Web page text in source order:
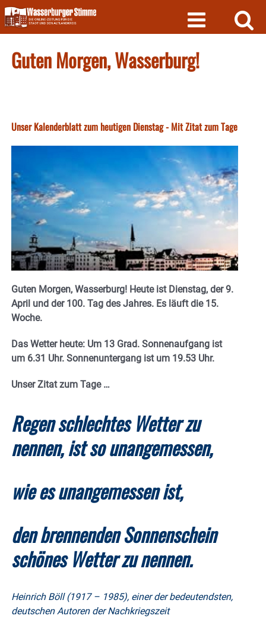
Skip
to
content
Guten Morgen, Wasserburg!
Unser Kalenderblatt zum heutigen Dienstag - Mit Zitat zum Tage
Guten Morgen, Wasserburg! Heute ist Dienstag, der 9.
April und der 100. Tag des Jahres. Es läuft die 15.
Woche.
Das Wetter heute: Um 13 Grad. Sonnenaufgang ist
um 6.31 Uhr. Sonnenuntergang ist um 19.53 Uhr.
Unser Zitat zum Tage …
Regen schlechtes Wetter zu
nennen, ist so unangemessen,
wie es unangemessen ist,
den brennenden Sonnenschein
schönes Wetter zu nennen.
Heinrich Böll (1917 – 1985), einer der bedeutendsten,
deutschen Autoren der Nachkriegszeit